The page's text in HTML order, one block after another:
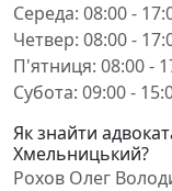
Середа: 08:00 -
Четвер: 08:00 -
П'ятниця: 08:00 -
Субота: 09:00 -
Як знайти
Хмельницький?
Рохов Олег